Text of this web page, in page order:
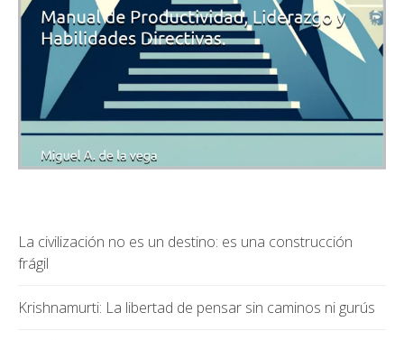
La civilización no es un destino: es una construcción
frágil
Krishnamurti: La libertad de pensar sin caminos ni gurús